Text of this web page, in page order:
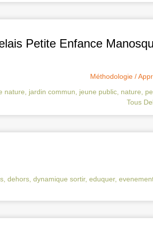
Petite Enfance
Méthodologie /
nature jardin commun jeune public, nature
Tous
, dehors, dynamique sortir, eduquer,